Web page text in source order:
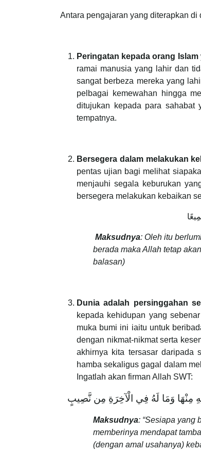
Antara pengajaran yang diterapkan
Peringatan kepada orang Islam
ramai manusia yang lahir dan
sangat berbeza mereka yang
pelbagai kemewahan hingga
ditujukan kepada para sahabat
tempatnya.
Bersegera dalam melakukan
pentas ujian bagi melihat
menjauhi segala keburukan
bersegera melakukan kebaikan
Maksudnya: Oleh itu
berada maka Allah tetap
balasan)
Dunia adalah persinggahan
kepada kehidupan yang
muka bumi ini iaitu untuk
dengan nikmat-nikmat serta
akhirnya kita tersasar daripada
hamba sekaligus gagal dalam
Ingatlah akan firman Allah SWT:
مِنْهَا وَمَا لَهُ فِي الْآخِرَةِ مِن نَّصِيبٍ
Maksudnya: “Sesiapa yang
memberinya mendapat
(dengan amal usahanya)